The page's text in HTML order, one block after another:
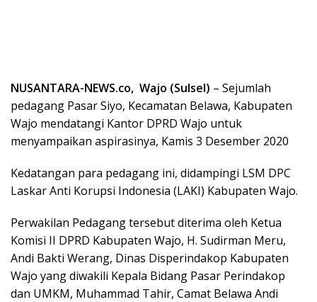
NUSANTARA-NEWS.co, Wajo (Sulsel) – Sejumlah
pedagang Pasar Siyo, Kecamatan Belawa, Kabupaten
Wajo mendatangi Kantor DPRD Wajo untuk
menyampaikan aspirasinya, Kamis 3 Desember 2020
Kedatangan para pedagang ini, didampingi LSM DPC
Laskar Anti Korupsi Indonesia (LAKI) Kabupaten Wajo.
Perwakilan Pedagang tersebut diterima oleh Ketua
Komisi II DPRD Kabupaten Wajo, H. Sudirman Meru,
Andi Bakti Werang, Dinas Disperindakop Kabupaten
Wajo yang diwakili Kepala Bidang Pasar Perindakop
dan UMKM, Muhammad Tahir, Camat Belawa Andi